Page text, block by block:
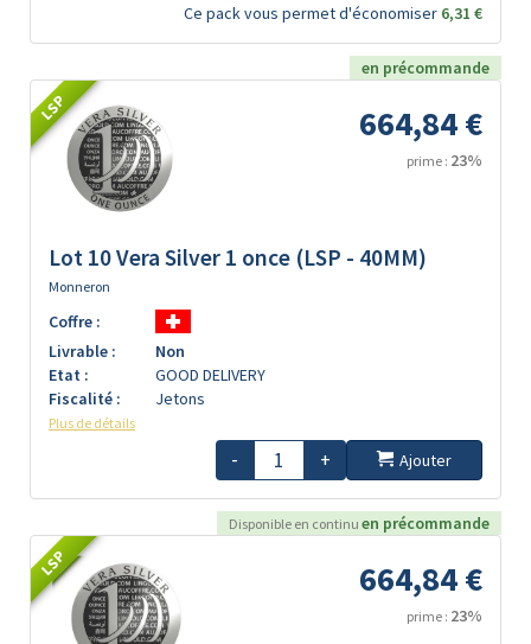
Ce pack vous permet d'économiser 6,31 €
en précommande
LSP 664,84 €
prime : 23%
Lot 10 Vera Silver 1 once (LSP - 40MM)
Monneron
Coffre :
Livrable :
Non
Etat :
GOOD DELIVERY
Fiscalité :
Jetons
Plus de détails
- + Ajouter
Disponible en continu en précommande
LSP 664,84 €
prime : 23%